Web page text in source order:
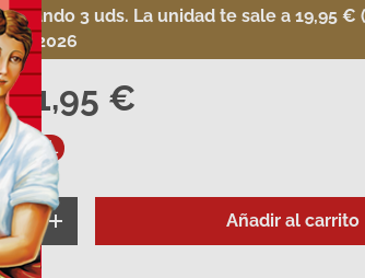
3 uds. La unidad te sale a 19,95
21,95 €
€/L
Aumentar la cantidadAñadir al carrito